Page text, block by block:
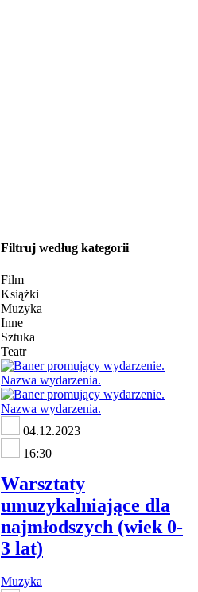
Filtruj według kategorii
Film
Książki
Muzyka
Inne
Sztuka
Teatr
04.12.2023
16:30
Warsztaty
umuzykalniające dla
najmłodszych (wiek 0-
3 lat)
Muzyka